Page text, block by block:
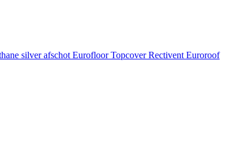
silver afschot EurofloorTopcoverRectivent Euroroof